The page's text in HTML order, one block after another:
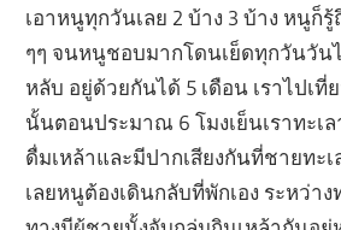
เอาหนูทุกวันเลย 2 บ้าง 3 บ้าง หนูก็
ๆๆ จนหนูชอบมากโดนเย็ดทุกวันวั
หลับ อยู่ด้วยกันได้ 5 เดือน เราไปเ
นั้นตอนประมาณ 6 โมงเย็นเราทะเ
ดื่มเหล้าและมีปากเสียงกันที่ชายทะ
เลยหนูต้องเดินกลับที่พักเอง ระหว่า